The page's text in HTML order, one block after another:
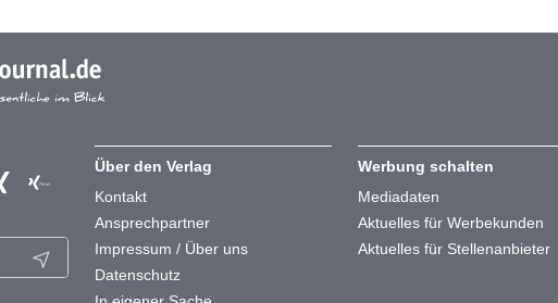
Über den Verlag
Kontakt
Ansprechpartner
Impressum / Über uns
Datenschutz
Werbung schalten
Mediadaten
Aktuelles für Werbekunden
Aktuelles für Stellenanbieter